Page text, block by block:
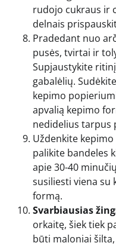
rudojo cukraus ir
delnais
Pradedant nuo
pusės, tvirtai ir
Supjaustykite
gabalėlių.
kepimo
apvalią kepimo
nedidelius tarpus
Uždenkite
palikite bandeles
apie 30-40
susiliesti viena su
formą.
Svarbiausias
orkaitę, šiek tiek
būti maloniai